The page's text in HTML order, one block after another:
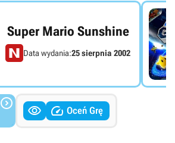
Super Mario Sunshine
Data wydania:25 sierpnia 2002
   Oceń Grę